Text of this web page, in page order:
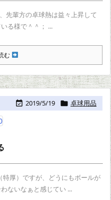
先輩方の卓球熱は益々上昇して
る様で＾＾； ...
む
 2019/5/19  卓球用品
厚）ですが、どうにもボールが
ないなぁと感じてい ...